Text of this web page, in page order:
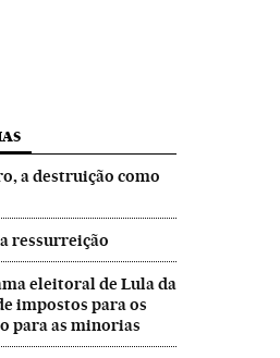
a destruição como
ressurreição
eleitoral de Lula da
impostos para os
para as minorias